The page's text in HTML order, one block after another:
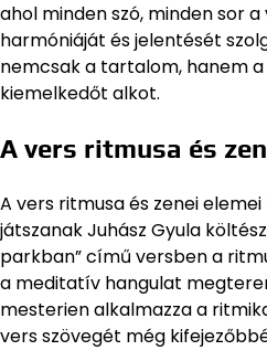
ahol minden szó, minden sor
harmóniáját és jelentését
nemcsak a tartalom, hanem
kiemelkedőt alkot.
A vers ritmusa és
A vers ritmusa és zenei
játszanak Juhász Gyula
parkban” című versben a
a meditatív hangulat
mesterien alkalmazza a
vers szövegét még